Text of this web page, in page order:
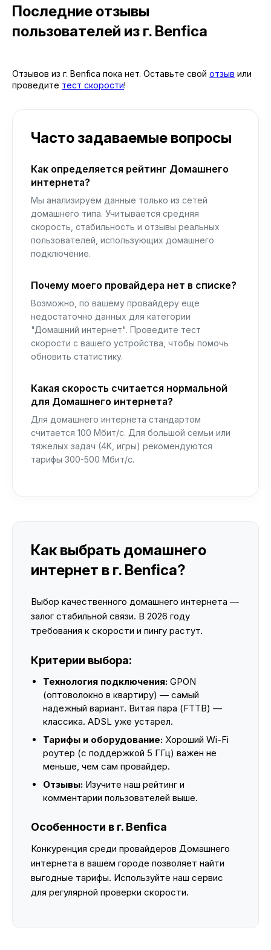
Последние отзывы
пользователей из г. Benfica
Отзывов из г. Benfica пока нет. Оставьте свой отзыв или
проведите тест скорости!
Часто задаваемые вопросы
Как определяется рейтинг Домашнего
интернета?
Мы анализируем данные только из сетей
домашнего типа. Учитывается средняя
скорость, стабильность и отзывы реальных
пользователей, использующих домашнего
подключение.
Почему моего провайдера нет в списке?
Возможно, по вашему провайдеру еще
недостаточно данных для категории
"Домашний интернет". Проведите тест
скорости с вашего устройства, чтобы помочь
обновить статистику.
Какая скорость считается нормальной
для Домашнего интернета?
Для домашнего интернета стандартом
считается 100 Мбит/с. Для большой семьи или
тяжелых задач (4K, игры) рекомендуются
тарифы 300-500 Мбит/с.
Как выбрать домашнего
интернет в г. Benfica?
Выбор качественного домашнего интернета —
залог стабильной связи. В 2026 году
требования к скорости и пингу растут.
Критерии выбора:
Технология подключения: GPON
(оптоволокно в квартиру) — самый
надежный вариант. Витая пара (FTTB) —
классика. ADSL уже устарел.
Тарифы и оборудование: Хороший Wi-Fi
роутер (с поддержкой 5 ГГц) важен не
меньше, чем сам провайдер.
Отзывы: Изучите наш рейтинг и
комментарии пользователей выше.
Особенности в г. Benfica
Конкуренция среди провайдеров Домашнего
интернета в вашем городе позволяет найти
выгодные тарифы. Используйте наш сервис
для регулярной проверки скорости.